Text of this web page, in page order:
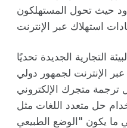
حيث تحول المستهلكون
التجارية الجديدة تحديًا
الإنترنت لجمهور دولي
متجرك الإلكتروني
يكون "الوضع الطبيعي